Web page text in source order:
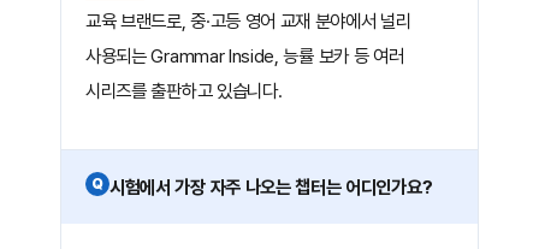
교육 브랜드로, 중·고등 영어 교재 분야에서 널리
사용되는 Grammar Inside, 능률 보카 등 여러
시리즈를 출판하고 있습니다.
Q 시험에서 가장 자주 나오는 챕터는 어디인가요?